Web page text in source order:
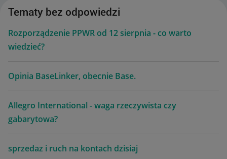
Tematy bez odpowiedzi
Rozporządzenie PPWR od 12 sierpnia - co warto
wiedzieć?
Opinia BaseLinker, obecnie Base.
Allegro International - waga rzeczywista czy
gabarytowa?
sprzedaz i ruch na kontach dzisiaj